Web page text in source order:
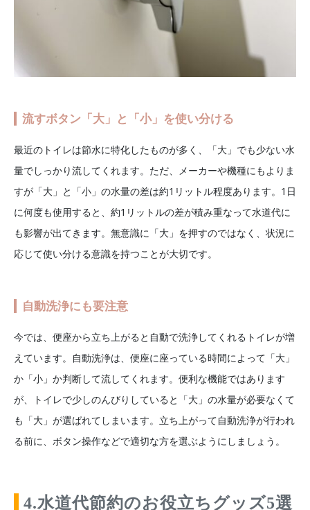
流すボタン「大」と「小」を使い分ける
最近のトイレは節水に特化したものが多く、「大」でも少ない水
量でしっかり流してくれます。ただ、メーカーや機種にもよりま
すが「大」と「小」の水量の差は約1リットル程度あります。1日
に何度も使用すると、約1リットルの差が積み重なって水道代に
も影響が出てきます。無意識に「大」を押すのではなく、状況に
応じて使い分ける意識を持つことが大切です。
自動洗浄にも要注意
今では、便座から立ち上がると自動で洗浄してくれるトイレが増
えています。自動洗浄は、便座に座っている時間によって「大」
か「小」か判断して流してくれます。便利な機能ではあります
が、トイレで少しのんびりしていると「大」の水量が必要なくて
も「大」が選ばれてしまいます。立ち上がって自動洗浄が行われ
る前に、ボタン操作などで適切な方を選ぶようにしましょう。
4.水道代節約のお役立ちグッズ5選